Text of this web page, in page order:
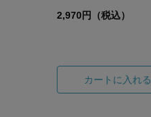
2,970円（税込）
カートに入れる